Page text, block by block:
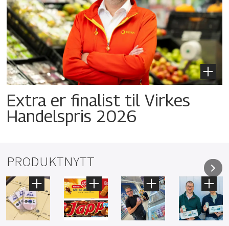
Extra er finalist til Virkes
Handelspris 2026
PRODUKTNYTT